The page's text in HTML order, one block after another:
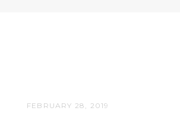
FEBRUARY 28, 2019